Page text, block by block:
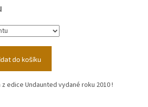
do košíku
edice Undaunted vydané roku 2010 !